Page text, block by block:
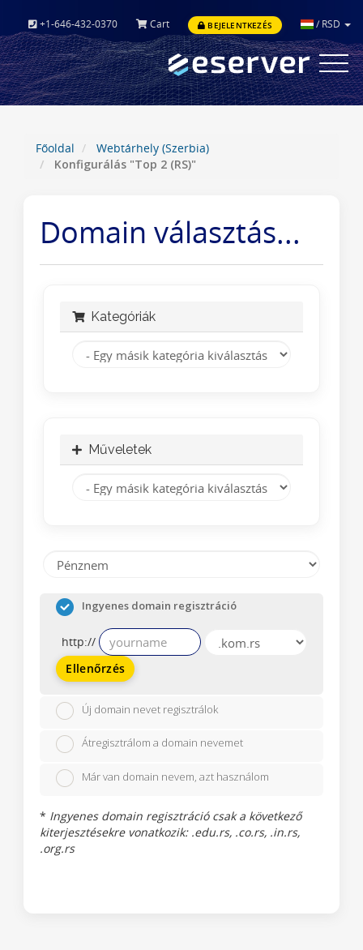
+1-646-432-0370 Cart BEJELENTKEZÉS / RSD
Toggle
Főoldal
Webtárhely (Szerbia)
Konfigurálás "Top 2 (RS)"
Domain választás...
Kategóriák
Műveletek
Ingyenes domain regisztráció
http://
Ellenőrzés
Új domain nevet regisztrálok
Átregisztrálom a domain nevemet
Már van domain nevem, azt használom
* Ingyenes domain regisztráció csak a következő
kiterjesztésekre vonatkozik: .edu.rs, .co.rs, .in.rs,
.org.rs